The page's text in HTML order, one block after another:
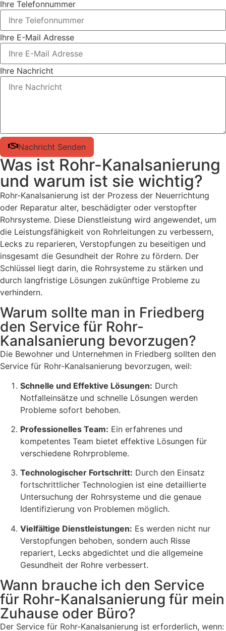
Ihre Telefonnummer
Ihre E-Mail Adresse
Ihre Nachricht
Nachricht Senden
Was ist Rohr-Kanalsanierung
und warum ist sie wichtig?
Rohr-Kanalsanierung ist der Prozess der Neuerrichtung
oder Reparatur alter, beschädigter oder verstopfter
Rohrsysteme. Diese Dienstleistung wird angewendet, um
die Leistungsfähigkeit von Rohrleitungen zu verbessern,
Lecks zu reparieren, Verstopfungen zu beseitigen und
insgesamt die Gesundheit der Rohre zu fördern. Der
Schlüssel liegt darin, die Rohrsysteme zu stärken und
durch langfristige Lösungen zukünftige Probleme zu
verhindern.
Warum sollte man in Friedberg
den Service für Rohr-
Kanalsanierung bevorzugen?
Die Bewohner und Unternehmen in Friedberg sollten den
Service für Rohr-Kanalsanierung bevorzugen, weil:
Schnelle und Effektive Lösungen: Durch
Notfalleinsätze und schnelle Lösungen werden
Probleme sofort behoben.
Professionelles Team: Ein erfahrenes und
kompetentes Team bietet effektive Lösungen für
verschiedene Rohrprobleme.
Technologischer Fortschritt: Durch den Einsatz
fortschrittlicher Technologien ist eine detaillierte
Untersuchung der Rohrsysteme und die genaue
Identifizierung von Problemen möglich.
Vielfältige Dienstleistungen: Es werden nicht nur
Verstopfungen behoben, sondern auch Risse
repariert, Lecks abgedichtet und die allgemeine
Gesundheit der Rohre verbessert.
Wann brauche ich den Service
für Rohr-Kanalsanierung für mein
Zuhause oder Büro?
Der Service für Rohr-Kanalsanierung ist erforderlich, wenn: